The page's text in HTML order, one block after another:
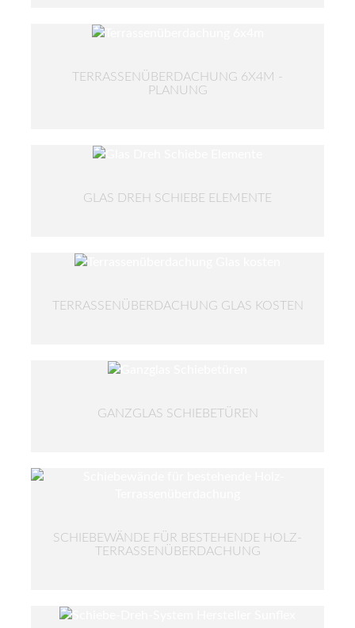
TERRASSENÜBERDACHUNG 6X4M -
PLANUNG
GLAS DREH SCHIEBE ELEMENTE
TERRASSENÜBERDACHUNG GLAS KOSTEN
GANZGLAS SCHIEBETÜREN
SCHIEBEWÄNDE FÜR BESTEHENDE HOLZ-
TERRASSENÜBERDACHUNG